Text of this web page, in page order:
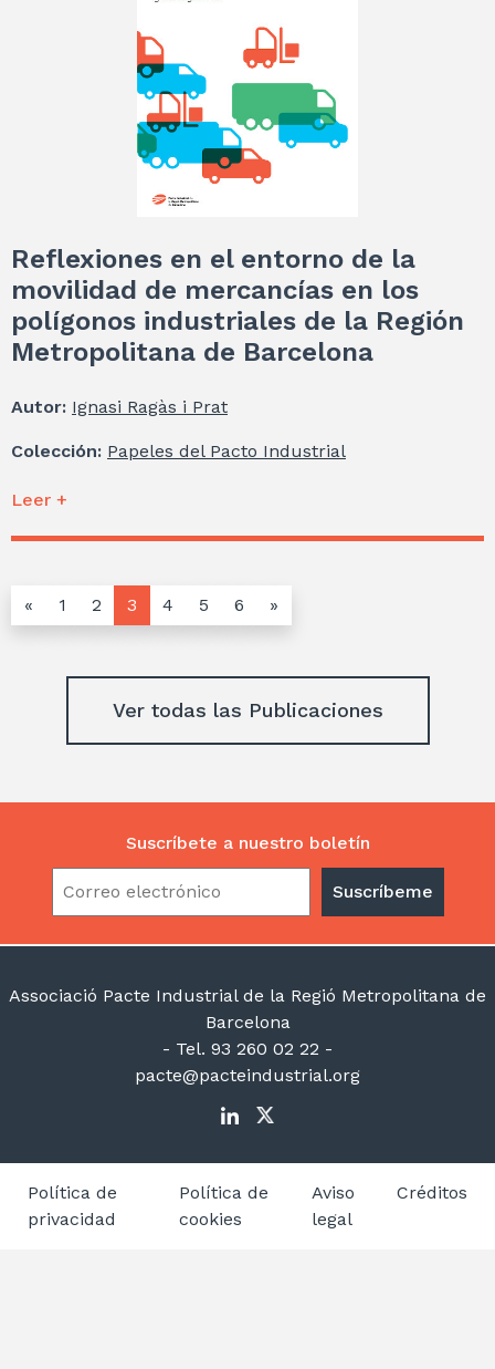
Reflexiones en el entorno de la
movilidad de mercancías en los
polígonos industriales de la Región
Metropolitana de Barcelona
Autor: Ignasi Ragàs i Prat
Colección: Papeles del Pacto Industrial
Leer +
« 1 2 3 4 5 6 »
Ver todas las Publicaciones
Suscríbete a nuestro boletín
Associació Pacte Industrial de la Regió Metropolitana de
Barcelona
- Tel. 93 260 02 22 -
pacte@pacteindustrial.org
Política de
privacidad
Política de
cookies
Aviso
legal
Créditos